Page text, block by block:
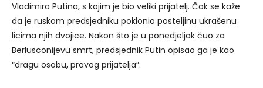
Vladimira Putina, s kojim je bio veliki prijatelj. Čak se kaže
da je ruskom predsjedniku poklonio posteljinu ukrašenu
licima njih dvojice. Nakon što je u ponedjeljak čuo za
Berlusconijevu smrt, predsjednik Putin opisao ga je kao
“dragu osobu, pravog prijatelja”.